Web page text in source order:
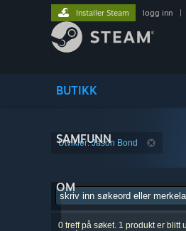
BUTIKK
SAMFUNN
OM
Installer Steam logg inn
Utvikler: Jason Bond
0 treff på søket. 1 produkt er blitt